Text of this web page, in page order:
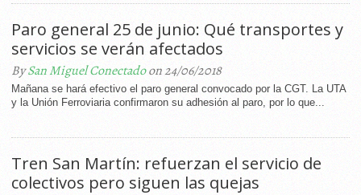
Paro general 25 de junio: Qué transportes y
servicios se verán afectados
BySan Miguel Conectadoon 24/06/2018
Mañana se hará efectivo el paro general convocado por la CGT. La UTA
y la Unión Ferroviaria confirmaron su adhesión al paro, por lo que...
Tren San Martín: refuerzan el servicio de
colectivos pero siguen las quejas